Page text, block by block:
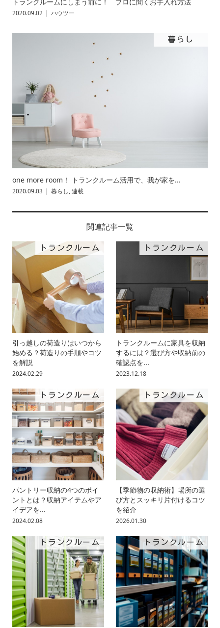
2020.09.02 ハウツー
暮らし
one more room！ トランクルーム活用で、我が家を...
2020.09.03 暮らし,連載
関連記事一覧
トランクルーム
引っ越しの荷造りはいつから
始める？荷造りの手順やコツ
を解説
2024.02.29
トランクルーム
トランクルームに家具を収納
するには？選び方や収納前の
確認点を...
2023.12.18
トランクルーム
パントリー収納の4つのポイ
ントとは？収納アイテムやア
イデアを...
2024.02.08
トランクルーム
【季節物の収納術】場所の選
び方とスッキリ片付けるコツ
を紹介
2026.01.30
トランクルーム トランクルーム